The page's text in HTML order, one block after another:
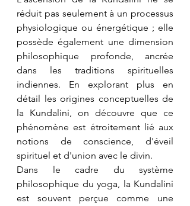
réduit pas seulement à un processus
physiologique ou énergétique ; elle
possède également une dimension
philosophique profonde, ancrée
dans les traditions spirituelles
indiennes. En explorant plus en
détail les origines conceptuelles de
la Kundalini, on découvre que ce
phénomène est étroitement lié aux
notions de conscience, d'éveil
spirituel et d'union avec le divin.
Dans le cadre du système
philosophique du yoga, la Kundalini
est souvent perçue comme une